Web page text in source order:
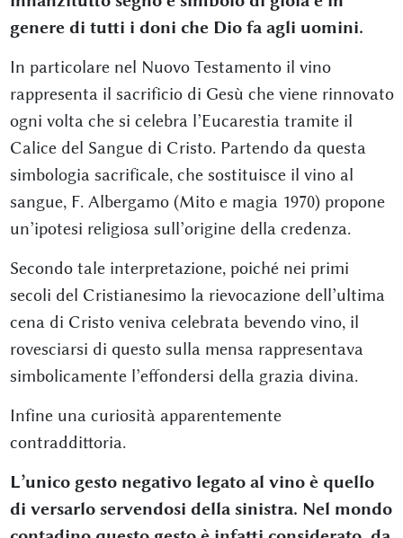
genere di tutti i doni che Dio fa agli uomini.
In particolare nel Nuovo Testamento il vino
rappresenta il sacrificio di Gesù che viene rinnovato
ogni volta che si celebra l’Eucarestia tramite il
Calice del Sangue di Cristo. Partendo da questa
simbologia sacrificale, che sostituisce il vino al
sangue, F. Albergamo (Mito e magia 1970) propone
un’ipotesi religiosa sull’origine della credenza.
Secondo tale interpretazione, poiché nei primi
secoli del Cristianesimo la rievocazione dell’ultima
cena di Cristo veniva celebrata bevendo vino, il
rovesciarsi di questo sulla mensa rappresentava
simbolicamente l’effondersi della grazia divina.
Infine una curiosità apparentemente
contraddittoria.
L’unico gesto negativo legato al vino è quello
di versarlo servendosi della sinistra. Nel mondo